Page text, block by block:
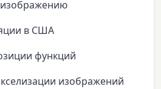
в США
функций
изображений